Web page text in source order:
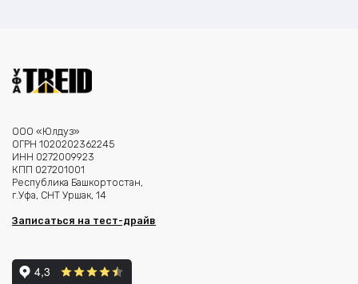
ООО «Юлдуз»
ОГРН 1020202362245
ИНН 0272009923
КПП 027201001
Республика Башкортостан,
г.Уфа, СНТ Уршак, 14
Записаться на тест-драйв